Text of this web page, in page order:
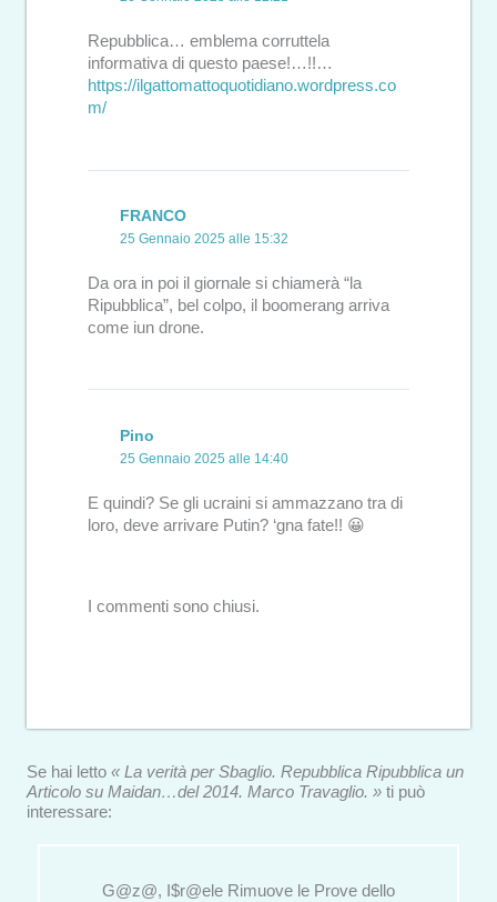
Repubblica… emblema corruttela
informativa di questo paese!…!!…
https://ilgattomattoquotidiano.wordpress.co
m/
FRANCO
25 Gennaio 2025 alle 15:32
Da ora in poi il giornale si chiamerà “la
Ripubblica”, bel colpo, il boomerang arriva
come iun drone.
Pino
25 Gennaio 2025 alle 14:40
E quindi? Se gli ucraini si ammazzano tra di
loro, deve arrivare Putin? ‘gna fate!! 😀
I commenti sono chiusi.
Se hai letto « La verità per Sbaglio. Repubblica Ripubblica un
Articolo su Maidan…del 2014. Marco Travaglio. » ti può
interessare:
G@z@, I$r@ele Rimuove le Prove dello